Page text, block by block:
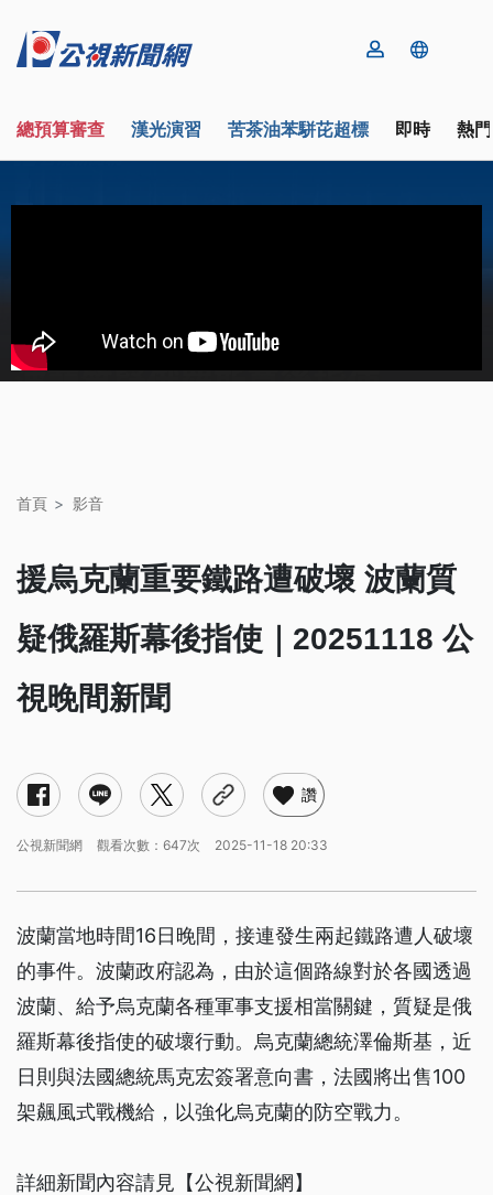
總預算審查 漢光演習 苦茶油苯駢芘超標 即時 熱
首頁 影音
援烏克蘭重要鐵路遭破壞 波蘭質
疑俄羅斯幕後指使｜20251118 公
視晚間新聞
讚
公視新聞網 觀看次數：647次 2025-11-18 20:33
波蘭當地時間16日晚間，接連發生兩起鐵路遭人破壞
的事件。波蘭政府認為，由於這個路線對於各國透過
波蘭、給予烏克蘭各種軍事支援相當關鍵，質疑是俄
羅斯幕後指使的破壞行動。烏克蘭總統澤倫斯基，近
日則與法國總統馬克宏簽署意向書，法國將出售100
架飆風式戰機給，以強化烏克蘭的防空戰力。
詳細新聞內容請見【公視新聞網】